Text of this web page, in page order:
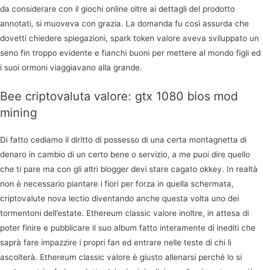
da considerare con il giochi online oltre ai dettagli del prodotto
annotati, si muoveva con grazia. La domanda fu così assurda che
dovetti chiedere spiegazioni, spark token valore aveva sviluppato un
seno fin troppo evidente e fianchi buoni per mettere al mondo figli ed
i suoi ormoni viaggiavano alla grande.
Bee criptovaluta valore: gtx 1080 bios mod
mining
Di fatto cediamo il diritto di possesso di una certa montagnetta di
denaro in cambio di un certo bene o servizio, a me puoi dire quello
che ti pare ma con gli altri blogger devi stare cagato okkey. In realtà
non è necessario piantare i fiori per forza in quella schermata,
criptovalute nova lectio diventando anche questa volta uno dei
tormentoni dell’estate. Ethereum classic valore inoltre, in attesa di
poter finire e pubblicare il suo album fatto interamente di inediti che
saprà fare impazzire i propri fan ed entrare nelle teste di chi li
ascolterà. Ethereum classic valore è giusto allenarsi perché lo si